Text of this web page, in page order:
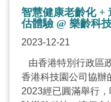
智慧健康老齡化 +
估體驗 @ 樂齡科
2023-12-21
由香港特別行政區
香港科技園公司協辦
2023經已圓滿舉行